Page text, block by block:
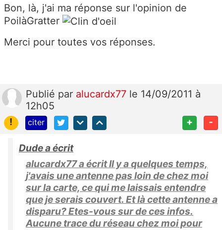
Bon, là, j'ai ma réponse sur l'opinion de
PoilàGratter
Merci pour toutes vos réponses.
Publié par alucardx77 le 14/09/2011 à
12h05
!
citer + -
Dude a écrit
alucardx77 a écrit Il y a quelques temps,
j'avais une antenne pas loin de chez moi
sur la carte, ce qui me laissais entendre
que je serais couvert. Et là cette antenne a
disparu? Etes-vous sur de ces infos.
Aucune trace du réseau chez moi pour